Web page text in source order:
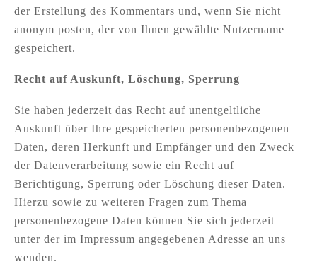
der Erstellung des Kommentars und, wenn Sie nicht
anonym posten, der von Ihnen gewählte Nutzername
gespeichert.
Recht auf Auskunft, Löschung, Sperrung
Sie haben jederzeit das Recht auf unentgeltliche
Auskunft über Ihre gespeicherten personenbezogenen
Daten, deren Herkunft und Empfänger und den Zweck
der Datenverarbeitung sowie ein Recht auf
Berichtigung, Sperrung oder Löschung dieser Daten.
Hierzu sowie zu weiteren Fragen zum Thema
personenbezogene Daten können Sie sich jederzeit
unter der im Impressum angegebenen Adresse an uns
wenden.